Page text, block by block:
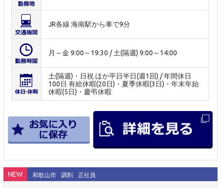
JR各線 海南駅から車で9分
月～金 9:00～19:30 / 土(隔週) 9:00～14:00
土(隔週)・日祝 ほか平日半日(週1回) / 年間休日
100日 有給休暇(20日)・夏季休暇(3日)・年末年始
休暇(5日)・慶弔休暇
NEW 和歌山市 調剤 正社員